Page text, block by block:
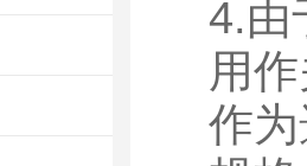
4.由
用
作